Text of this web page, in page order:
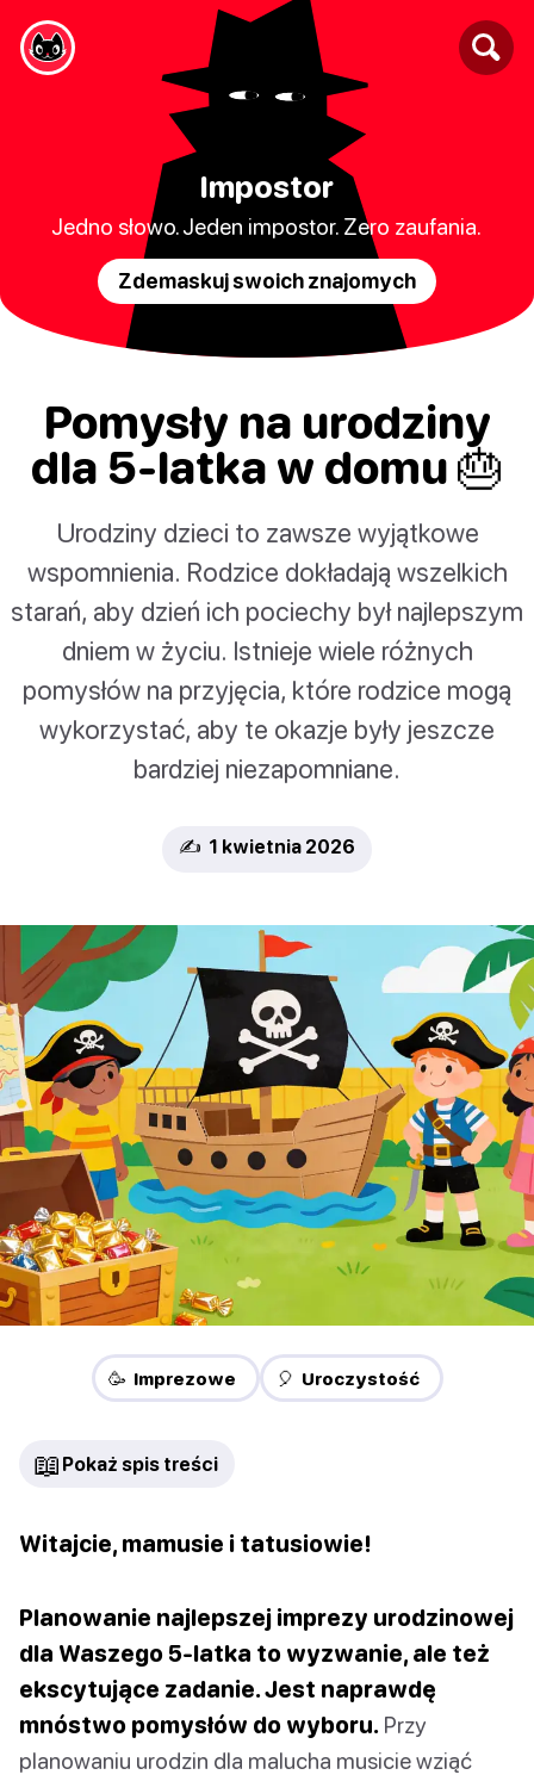
Impostor
Jedno słowo. Jeden impostor. Zero zaufania.
Zdemaskuj swoich znajomych
Pomysły na urodziny
dla 5-latka w domu 🎂
Urodziny dzieci to zawsze wyjątkowe
wspomnienia. Rodzice dokładają wszelkich
starań, aby dzień ich pociechy był najlepszym
dniem w życiu. Istnieje wiele różnych
pomysłów na przyjęcia, które rodzice mogą
wykorzystać, aby te okazje były jeszcze
bardziej niezapomniane.
✍️ 1 kwietnia 2026
🥳 Imprezowe 🎈 Uroczystość
📖 Pokaż spis treści
Witajcie, mamusie i tatusiowie!
Planowanie najlepszej imprezy urodzinowej
dla Waszego 5-latka to wyzwanie, ale też
ekscytujące zadanie. Jest naprawdę
mnóstwo pomysłów do wyboru. Przy
planowaniu urodzin dla malucha musicie wziąć